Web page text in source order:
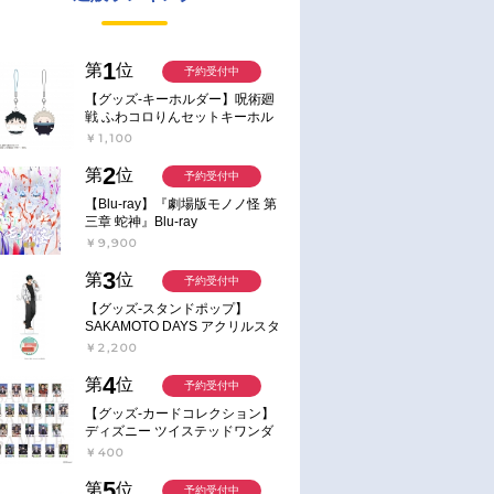
第1位
【グッズ-キーホルダー】呪術廻
戦 ふわコロりんセットキーホル
ダー【アニメイト特典付】
￥1,100
予約受付中
第2位
【Blu-ray】『劇場版モノノ怪 第
三章 蛇神』Blu-ray
￥9,900
予約受付中
第3位
【グッズ-スタンドポップ】
SAKAMOTO DAYS アクリルスタ
ンド～Sunny Afternoon～ 4.南雲
￥2,200
予約受付中
第4位
【グッズ-カードコレクション】
ディズニー ツイステッドワンダ
ーランド ランダムカードコレク
￥400
予約受付中
第 位 予約受付中